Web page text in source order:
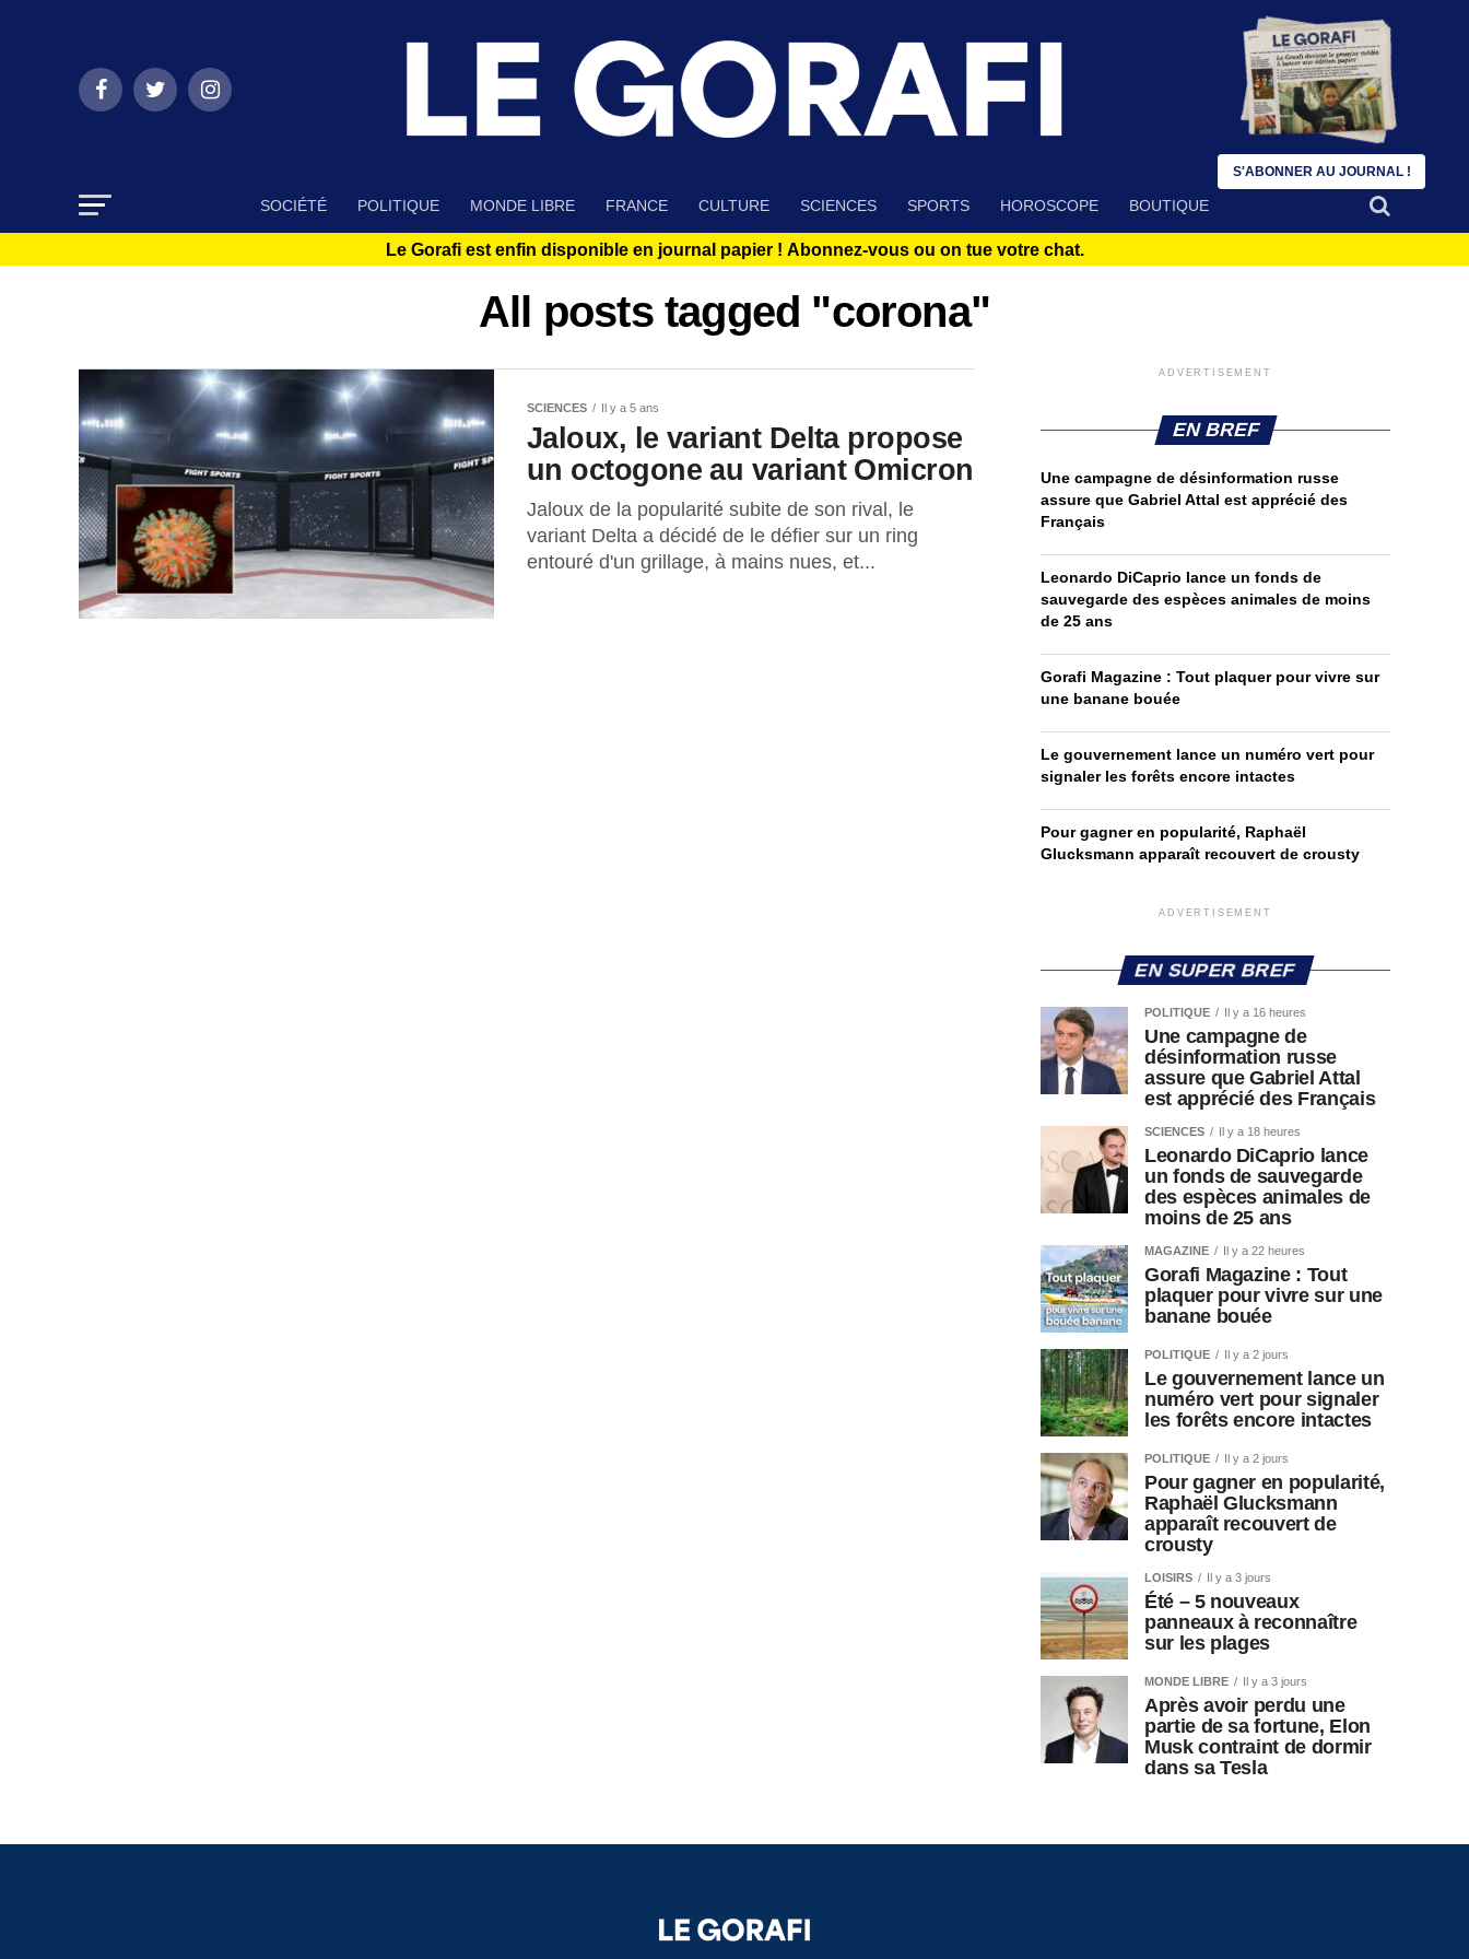
SOCIÉTÉ POLITIQUE MONDE LIBRE FRANCE CULTURE SCIENCES SPORTS HOROSCOPE BOUTIQUE
Le Gorafi est enfin disponible en journal papier ! Abonnez-vous ou on tue votre chat.
All posts tagged "corona"
SCIENCES Il y a 5 ans
Jaloux, le variant Delta propose
un octogone au variant Omicron
Jaloux de la popularité subite de son rival, le
variant Delta a décidé de le défier sur un ring
entouré d'un grillage, à mains nues, et...
ADVERTISEMENT
EN BREF
Une campagne de désinformation russe
assure que Gabriel Attal est apprécié des
Français
Leonardo DiCaprio lance un fonds de
sauvegarde des espèces animales de moins
de 25 ans
Gorafi Magazine : Tout plaquer pour vivre sur
une banane bouée
Le gouvernement lance un numéro vert pour
signaler les forêts encore intactes
Pour gagner en popularité, Raphaël
Glucksmann apparaît recouvert de crousty
ADVERTISEMENT
EN SUPER BREF
POLITIQUE Il y a 16 heures
Une campagne de
désinformation russe
assure que Gabriel Attal
est apprécié des Français
SCIENCES Il y a 18 heures
Leonardo DiCaprio lance
un fonds de sauvegarde
des espèces animales de
moins de 25 ans
MAGAZINE Il y a 22 heures
Gorafi Magazine : Tout
plaquer pour vivre sur une
banane bouée
POLITIQUE Il y a 2 jours
Le gouvernement lance un
numéro vert pour signaler
les forêts encore intactes
POLITIQUE Il y a 2 jours
Pour gagner en popularité,
Raphaël Glucksmann
apparaît recouvert de
crousty
LOISIRS Il y a 3 jours
Été – 5 nouveaux
panneaux à reconnaître
sur les plages
MONDE LIBRE Il y a 3 jours
Après avoir perdu une
partie de sa fortune, Elon
Musk contraint de dormir
dans sa Tesla
S'ABONNER AU JOURNAL !